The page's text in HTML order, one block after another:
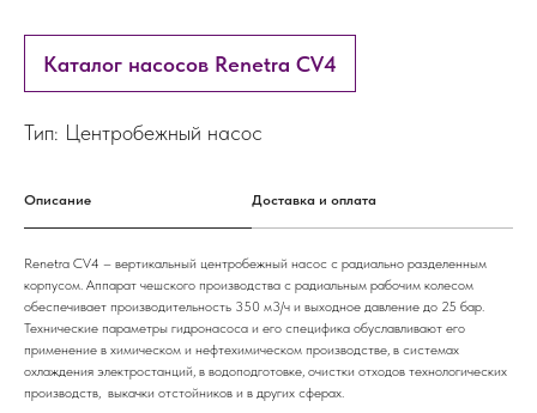
Каталог насосов Renetra CV4
Тип: Центробежный насос
Описание Доставка и оплата
Renetra CV4 – вертикальный центробежный насос с радиально разделенным
корпусом. Аппарат чешского производства с радиальным рабочим колесом
обеспечивает производительность 350 м3/ч и выходное давление до 25 бар.
Технические параметры гидронасоса и его специфика обуславливают его
применение в химическом и нефтехимическом производстве, в системах
охлаждения электростанций, в водоподготовке, очистки отходов технологических
производств, выкачки отстойников и в других сферах.